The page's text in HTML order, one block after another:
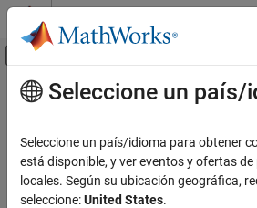
Saltar al contenido
Mostrar/ocultar menú de
Inicio de Documentación
Contenido principal
How useful was this
Seleccione un país/
Seleccione un país/idioma para obtener
está disponible, y ver eventos y ofertas
locales. Según su ubicación geográfica,
seleccione:United States.